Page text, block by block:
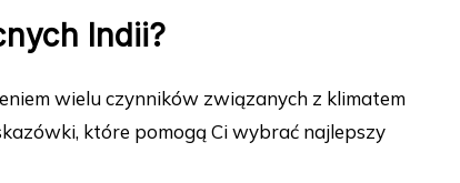
Indii?
wielu czynników związanych z klimatem
które pomogą Ci wybrać najlepszy